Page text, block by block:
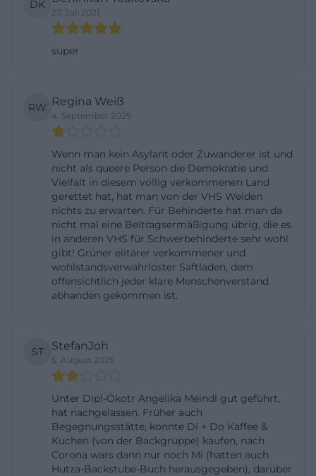
Kreativformaten. Damit richtet sich die Einrichtung
nicht ausschließlich an klassische Erwachsene,
sondern auch an Kinder, Jugendliche und Familien,
volkshochschule weiden programm 2026 sucht,
erwartet häufig genau diese Bandbreite: ein Ort, an
dem Sprachkurse, Gesundheitsangebote,
Kreativworkshops, digitale Bildung und
Familienformate nebeneinander bestehen. Dazu
kommt mit vhs2business ein
Unternehmensbereich für Inhouse-Trainings, der
die Verbindung zwischen Weiterbildung und
regionaler Wirtschaft sichtbar macht. Die
Volkshochschule Weiden ist daher nicht nur ein
(https://www.weiden.de/familie/schule-und-
bildung/volkshochschule/zrb))
Öffnungszeiten, Telefonnummer und Kontakt
Für die praktische Planung sind Öffnungszeiten
und Kontaktdaten oft wichtiger als die reine
Programmliste. Die offizielle Website nennt für die
Geschäftsstelle in der Luitpoldstraße 24 werktags
DK
27. Juli 2021
super
RW Regina Weiß
4. September 2025
Wenn man kein Asylant oder Zuwanderer ist und
nicht als queere Person die Demokratie und
Vielfalt in diesem völlig verkommenen Land
gerettet hat, hat man von der VHS Weiden
nichts zu erwarten. Für Behinderte hat man da
nicht mal eine Beitragsermäßigung übrig, die es
in anderen VHS für Schwerbehinderte sehr wohl
gibt! Grüner elitärer verkommener und
wohlstandsverwahrloster Saftladen, dem
offensichtlich jeder klare Menschenverstand
abhanden gekommen ist.
ST StefanJoh
5. August 2025
Unter Dipl-Ökotr Angelika Meindl gut geführt,
hat nachgelassen. Früher auch
Begegnungsstätte, konnte Di + Do Kaffee &
Kuchen (von der Backgruppe) kaufen, nach
Corona wars dann nur noch Mi (hatten auch
Hutza-Backstube-Buch herausgegeben), darüber